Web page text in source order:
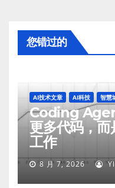
您错过的
AI技术文章 AI科技 智慧
Coding
更多代码，
工作
8 月 7, 2026